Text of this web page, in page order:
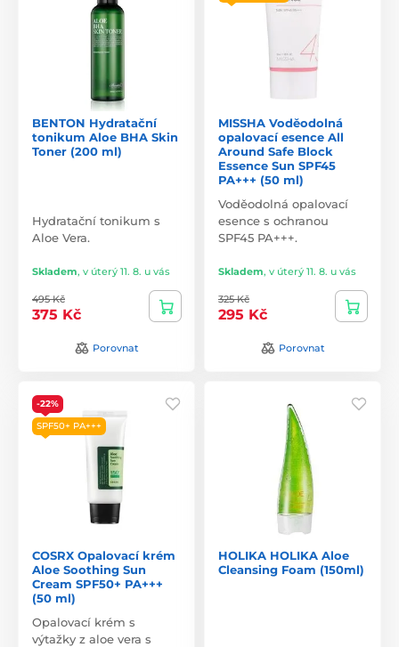
BENTON Hydratační
tonikum Aloe BHA Skin
Toner (200 ml)
Hydratační tonikum s
Aloe Vera.
Skladem, v úterý 11. 8. u vás
495 Kč
375 Kč
Porovnat
MISSHA Voděodolná
opalovací esence All
Around Safe Block
Essence Sun SPF45
PA+++ (50 ml)
Voděodolná opalovací
esence s ochranou
SPF45 PA+++.
Skladem, v úterý 11. 8. u vás
325 Kč
295 Kč
Porovnat
-22%
SPF50+ PA+++
COSRX Opalovací krém
Aloe Soothing Sun
Cream SPF50+ PA+++
(50 ml)
Opalovací krém s
výtažky z aloe vera s
HOLIKA HOLIKA Aloe
Cleansing Foam (150ml)